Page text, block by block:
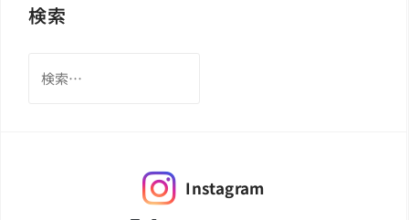
検索
索:
Instagram